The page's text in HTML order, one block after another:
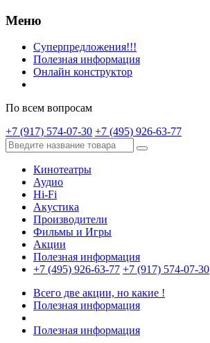
Меню
Суперпредложения!!!
Полезная информация
Онлайн конструктор
По всем вопросам
+7 (917) 574-07-30 +7 (495) 926-63-77
Кинотеатры
Аудио
Hi-Fi
Акустика
Производители
Фильмы и Игры
Акции
Полезная информация
+7 (495) 926-63-77 +7 (917) 574-07-30
Всего две акции, но какие !
Полезная информация
Полезная информация